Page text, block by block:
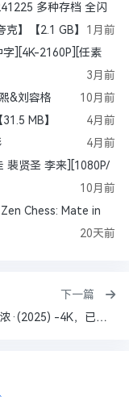
多种存档 全闪
】【2.1 GB】
1月前
字][4K-2160P][任素
3月前
&刘容格
10月前
MB】
4月前
4月前
裴贤圣 李来][1080P/
10月前
Chess: Mate in
20天前
下一篇
夜色正浓·(2025) -4K，已更至10集，热映中……已观四集，画面质感好好。感受到了一种经济上行期的灯红酒绿之美。